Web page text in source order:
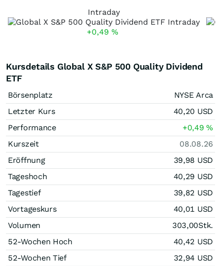
Intraday
+0,49 %
Kursdetails Global X S&P 500 Quality Dividend
ETF
Börsenplatz
NYSE Arca
Letzter Kurs
40,20 USD
Performance
+0,49%
Kurszeit
08.08.26
Eröffnung
39,98 USD
Tageshoch
40,29 USD
Tagestief
39,82 USD
Vortageskurs
40,01 USD
Volumen
303,00Stk.
52-Wochen Hoch
40,42 USD
52-Wochen Tief
32,94 USD